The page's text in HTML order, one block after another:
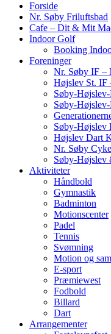
Forside
Nr. Søby Friluftsbad
Cafe – Dit & Mit
Indoor Golf
Booking
Foreninger
Nr. Søby IF –
Højslev St. IF
Søby-
Søby-
Søby-Højslev
Højslev Dart
Nr. Søby
Søby-Højslev
Aktiviteter
Håndbold
Gymnastik
Badminton
Motionscenter
Padel
Tennis
Svømning
Motion og
E-sport
Præmiewest
Fodbold
Billard
Dart
Arrangementer